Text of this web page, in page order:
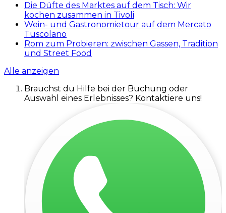
Die Düfte des Marktes auf dem Tisch: Wir
kochen zusammen in Tivoli
Wein- und Gastronomietour auf dem Mercato
Tuscolano
Rom zum Probieren: zwischen Gassen, Tradition
und Street Food
Alle anzeigen
Brauchst du Hilfe bei der Buchung oder
Auswahl eines Erlebnisses? Kontaktiere uns!